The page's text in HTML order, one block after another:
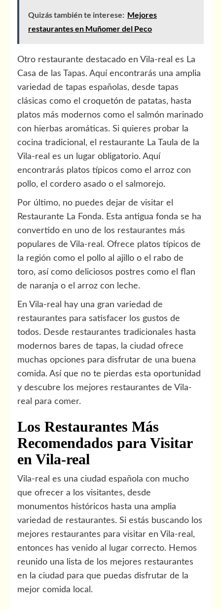
Quizás también te interese: Mejores
restaurantes en Muñomer del Peco
Otro restaurante destacado en Vila-real es La
Casa de las Tapas. Aquí encontrarás una amplia
variedad de tapas españolas, desde tapas
clásicas como el croquetón de patatas, hasta
platos más modernos como el salmón marinado
con hierbas aromáticas. Si quieres probar la
cocina tradicional, el restaurante La Taula de la
Vila-real es un lugar obligatorio. Aquí
encontrarás platos típicos como el arroz con
pollo, el cordero asado o el salmorejo.
Por último, no puedes dejar de visitar el
Restaurante La Fonda. Esta antigua fonda se ha
convertido en uno de los restaurantes más
populares de Vila-real. Ofrece platos típicos de
la región como el pollo al ajillo o el rabo de
toro, así como deliciosos postres como el flan
de naranja o el arroz con leche.
En Vila-real hay una gran variedad de
restaurantes para satisfacer los gustos de
todos. Desde restaurantes tradicionales hasta
modernos bares de tapas, la ciudad ofrece
muchas opciones para disfrutar de una buena
comida. Así que no te pierdas esta oportunidad
y descubre los mejores restaurantes de Vila-
real para comer.
Los Restaurantes Más
Recomendados para Visitar
en Vila-real
Vila-real es una ciudad española con mucho
que ofrecer a los visitantes, desde
monumentos históricos hasta una amplia
variedad de restaurantes. Si estás buscando los
mejores restaurantes para visitar en Vila-real,
entonces has venido al lugar correcto. Hemos
reunido una lista de los mejores restaurantes
en la ciudad para que puedas disfrutar de la
mejor comida local.